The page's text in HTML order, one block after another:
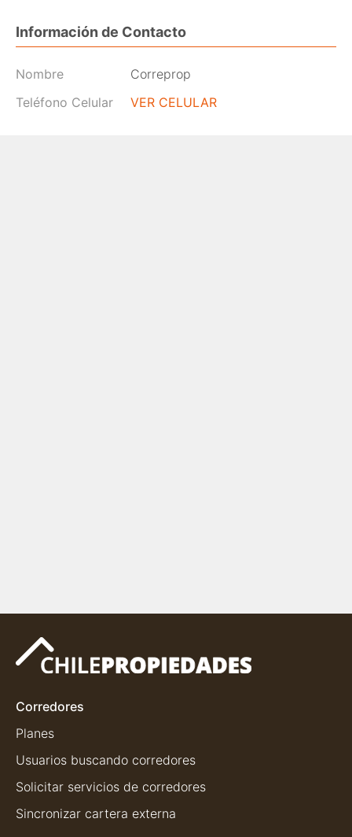
Información de Contacto
Nombre
Correprop
Teléfono Celular
VER CELULAR
Corredores
Planes
Usuarios buscando corredores
Solicitar servicios de corredores
Sincronizar cartera externa